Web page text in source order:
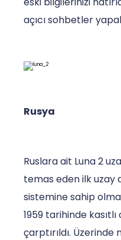
açıcı sohbetler
Rusya
Ruslara ait Luna 2
temas eden ilk uzay
sistemine sahip
1959 tarihinde
çarptırıldı.